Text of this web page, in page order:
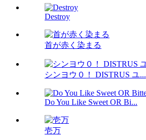
Destroy
首が赤く染まる
シンヨウ０！ DISTRUS ユ...
Do You Like Sweet OR Bi...
壱万